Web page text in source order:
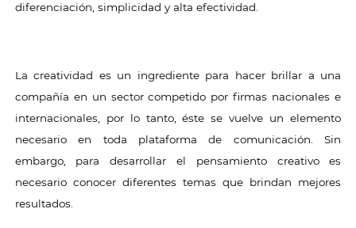
diferenciación, simplicidad y alta efectividad.
La creatividad es un ingrediente para hacer brillar a una
compañía en un sector competido por firmas nacionales e
internacionales, por lo tanto, éste se vuelve un elemento
necesario en toda plataforma de comunicación. Sin
embargo, para desarrollar el pensamiento creativo es
necesario conocer diferentes temas que brindan mejores
resultados.